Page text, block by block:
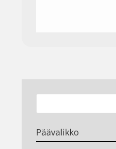
Päävalikko